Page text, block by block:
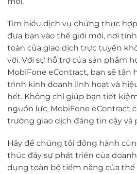
Tìm hiểu dịch vụ chứng thực
đưa bạn vào thế giới mới, nơi
toàn của giao dịch trực tuyến
vời. Với sự hỗ trợ của sản phẩm
MobiFone eContract, bạn sẽ tận
trình kinh doanh linh hoạt và
hết. Không chỉ giúp bạn tiết
nguồn lực, MobiFone eContract
trường giao dịch đáng tin cậy và
Hãy để chúng tôi đồng hành
thúc đẩy sự phát triển của
dụng toàn bộ tiềm năng của thế